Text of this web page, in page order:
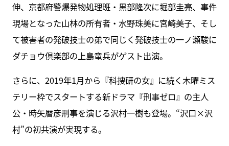
伸、京都府警爆発物処理班・黒部隆次に堀部圭亮、事件
現場となった山林の所有者・水野珠美に宮崎美子、そし
て被害者の発破技士の弟で同じく発破技士の一ノ瀬駿に
ダチョウ倶楽部の上島竜兵がゲスト出演。
さらに、2019年1月から『科捜研の女』に続く木曜ミス
テリー枠でスタートする新ドラマ『刑事ゼロ』の主人
公・時矢暦彦刑事を演じる沢村一樹も登場。“沢口×沢
村”の初共演が実現する。